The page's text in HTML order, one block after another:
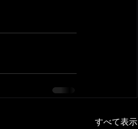
すべて表示